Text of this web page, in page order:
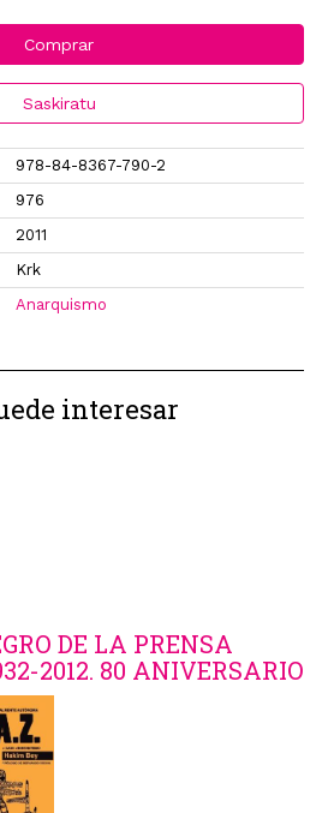
Comprar
Saskiratu
978-84-8367-790-2
976
2011
Krk
Anarquismo
interesar
DE LA PRENSA
2012. 80 ANIVERSARIO